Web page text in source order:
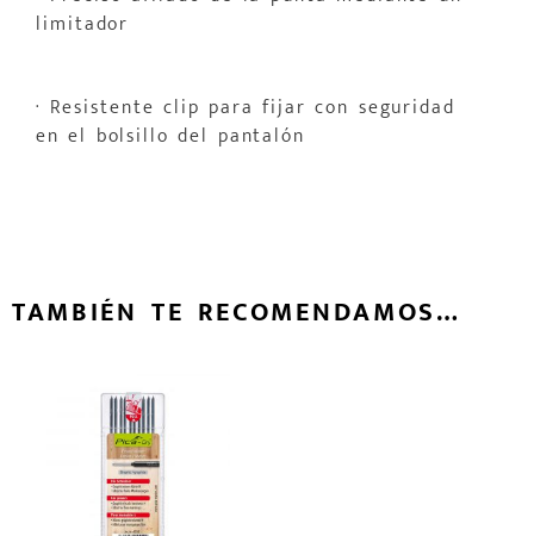
limitador
· Resistente clip para fijar con seguridad
en el bolsillo del pantalón
TAMBIÉN TE RECOMENDAMOS…